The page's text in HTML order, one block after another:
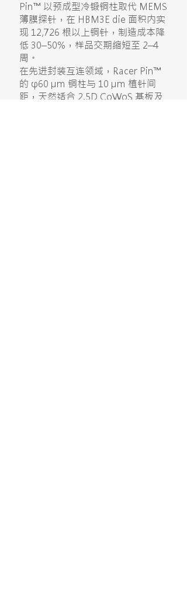
Pin™ 以预成型冷锻铜柱取代 MEMS
薄膜探针，在 HBM3E die 面积内实
现 12,726 根以上铜针，制造成本降
低 30–50%，样品交期缩短至 2–4
周。
在先进封装互连领域，Racer Pin™
的 φ60 µm 铜柱与 10 µm 植针间
距，天然适合 2.5D CoWoS 基板及